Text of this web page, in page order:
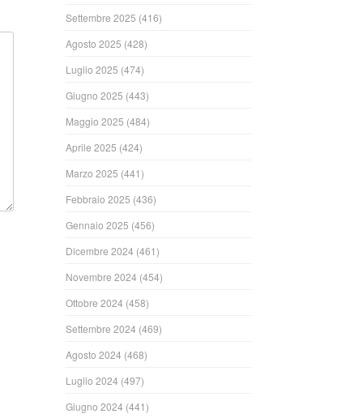
Settembre 2025 (416)
Agosto 2025 (428)
Luglio 2025 (474)
Giugno 2025 (443)
Maggio 2025 (484)
Aprile 2025 (424)
Marzo 2025 (441)
Febbraio 2025 (436)
Gennaio 2025 (456)
Dicembre 2024 (461)
Novembre 2024 (454)
Ottobre 2024 (458)
Settembre 2024 (469)
Agosto 2024 (468)
Luglio 2024 (497)
Giugno 2024 (441)